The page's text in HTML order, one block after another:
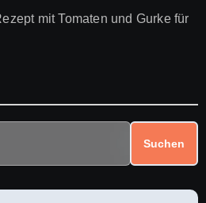
mit Tomaten und Gurke für
Suchen